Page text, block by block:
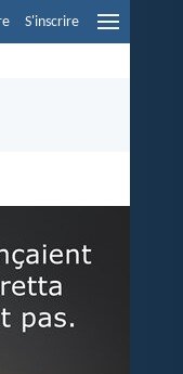
S'inscrire